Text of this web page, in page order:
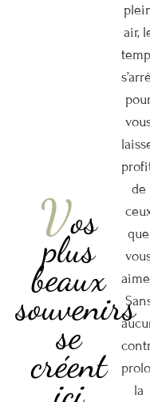
Vos
plus
beaux
souvenirs
se
créent
air,
de
que
la